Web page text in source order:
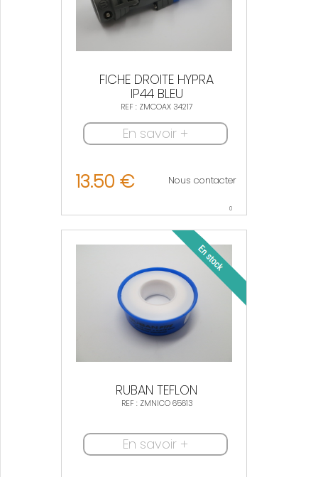
FICHE DROITE HYPRA
IP44 BLEU
REF : ZMCOAX 34217
En savoir +
13.50 € Nous contacter
0
RUBAN TEFLON
REF : ZMNICO 65613
En savoir +